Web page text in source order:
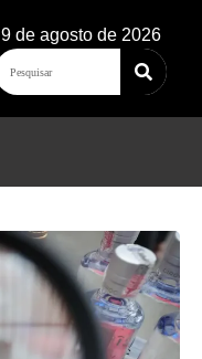
9 de agosto de 2026